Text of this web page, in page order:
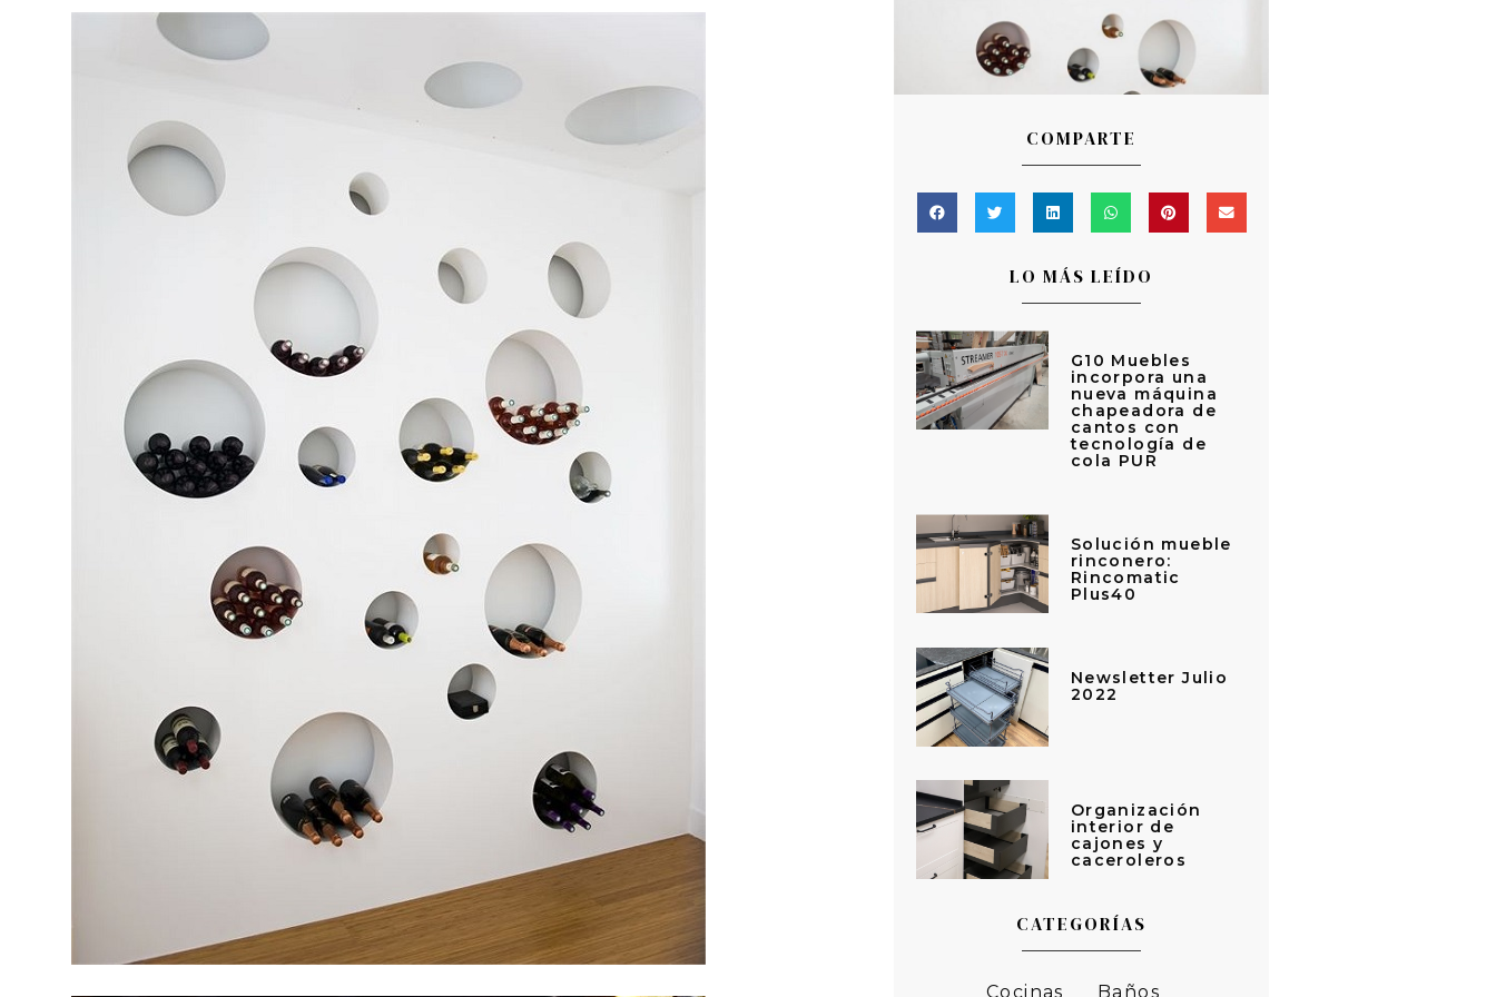
COMPARTE
LO MÁS LEÍDO
G10 Muebles
incorpora una
nueva máquina
chapeadora de
cantos con
tecnología de
cola PUR
Solución mueble
rinconero:
Rincomatic
Plus40
Newsletter Julio
2022
Organización
interior de
cajones y
caceroleros
CATEGORÍAS
Cocinas Baños